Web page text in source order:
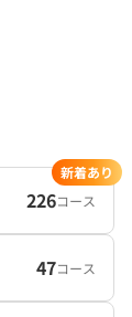
226コース
新着あり
47コース